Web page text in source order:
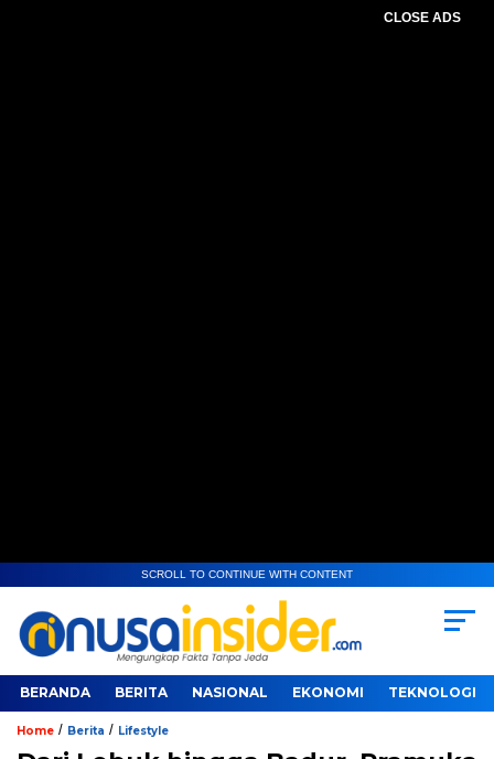
CLOSE ADS
SCROLL TO CONTINUE WITH CONTENT
BERANDA BERITA NASIONAL EKONOMI TEKNOLOGI
Home / Berita / Lifestyle